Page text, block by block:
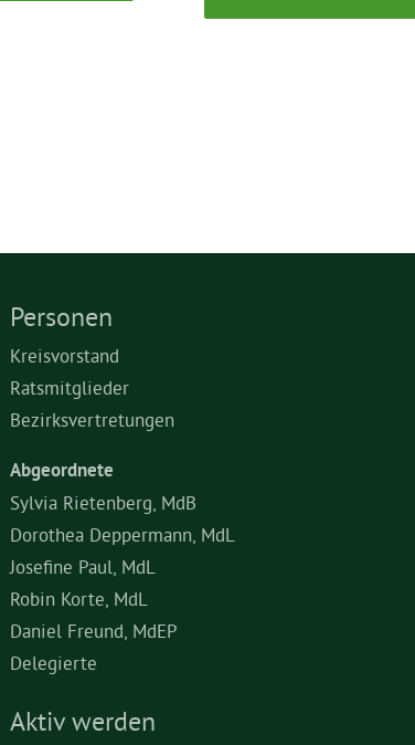
Personen
Kreisvorstand
Ratsmitglieder
Bezirksvertretungen
Abgeordnete
Sylvia Rietenberg, MdB
Dorothea Deppermann, MdL
Josefine Paul, MdL
Robin Korte, MdL
Daniel Freund, MdEP
Delegierte
Aktiv werden